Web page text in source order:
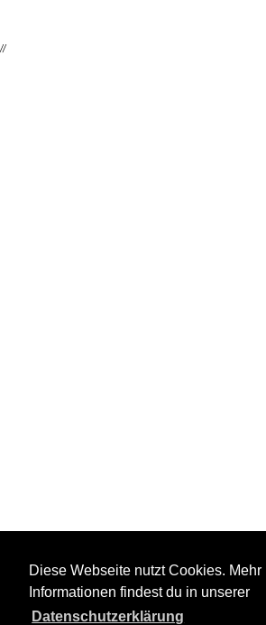
Diese Webseite nutzt Cookies. Mehr
Informationen findest du in unserer
Datenschutzerklärung
//